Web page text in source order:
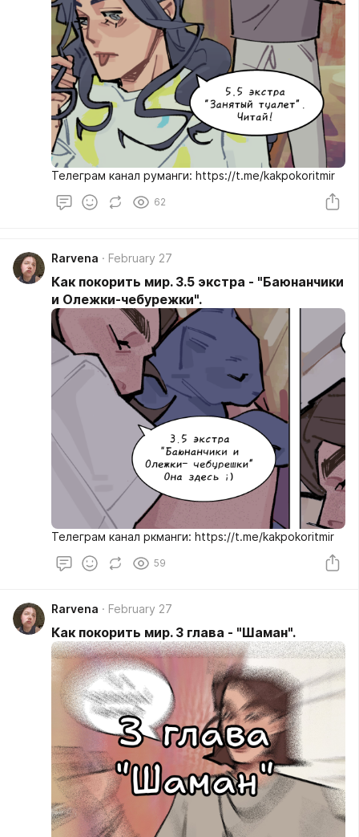
Телеграм канал руманги: https://t.me/kakpokoritmir
62
Rarvena February 27
Как покорить мир. 3.5 экстра - "Баюнанчики
и Олежки-чебурежки".
Телеграм канал ркманги: https://t.me/kakpokoritmir
59
Rarvena February 27
Как покорить мир. 3 глава - "Шаман".